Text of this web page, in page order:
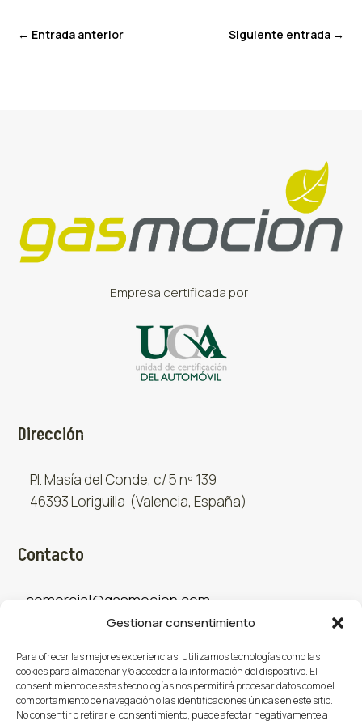
Gestionar consentimiento
Para ofrecer las mejores experiencias, utilizamos tecnologías como las
cookies para almacenar y/o acceder a la información del dispositivo. El
consentimiento de estas tecnologías nos permitirá procesar datos como el
comportamiento de navegación o las identificaciones únicas en este sitio.
No consentir o retirar el consentimiento, puede afectar negativamente a
← Entrada anterior Siguiente entrada→
Empresa certificada por:
Dirección
P.I. Masía del Conde, c/ 5 nº 139
46393 Loriguilla (Valencia, España)
Contacto
comercial@gasmocion.com
Sociales